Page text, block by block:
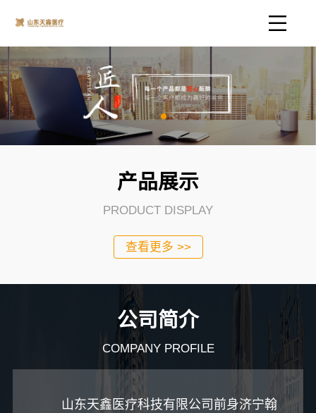
产品展示
PRODUCT DISPLAY
查看更多 >>
公司简介
COMPANY PROFILE
山东天鑫医疗科技有限公司前身济宁翰